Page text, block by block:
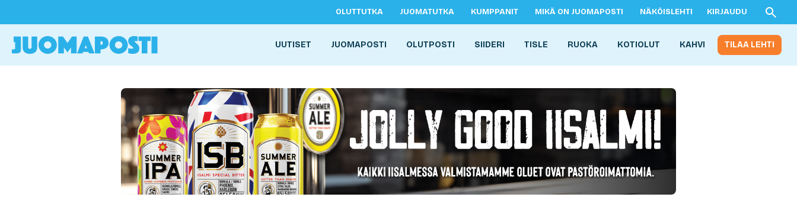
OLUTTUTKA JUOMATUTKA KUMPPANIT MIKÄ ON JUOMAPOSTI NÄKÖISLEHTI KIRJAUDU
UUTISET JUOMAPOSTI OLUTPOSTI SIIDERI TISLE RUOKA KOTIOLUT KAHVI TILAA LEHTI